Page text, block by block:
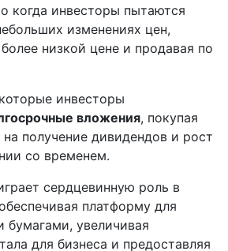
когда инвесторы пытаются
изменениях цен,
низкой цене и продавая по
инвесторы
вложения, покупая
получение дивидендов и рост
со временем.
сердцевинную роль в
платформу для
бумагами, увеличивая
для бизнеса и предоставляя